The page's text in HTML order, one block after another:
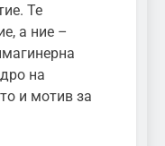
Те
а ние –
на
и мотив за